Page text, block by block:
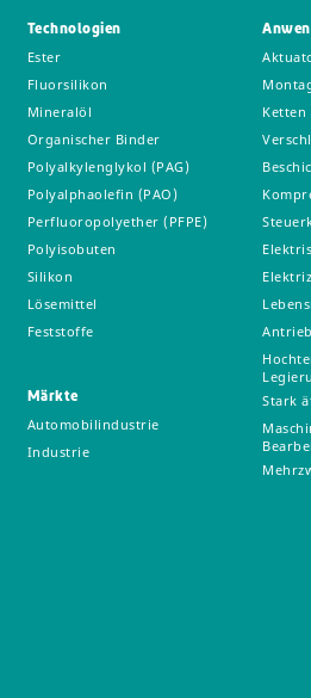
Technologien
Ester
Fluorsilikon
Mineralöl
Organischer Binder
Polyalkylenglykol (PAG)
Polyalphaolefin (PAO)
Perfluoropolyether (PFPE)
Polyisobuten
Silikon
Lösemittel
Feststoffe
Märkte
Automobilindustrie
Industrie
Ketten
Stark